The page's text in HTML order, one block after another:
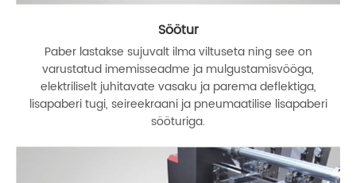
Söötur
Paber lastakse sujuvalt ilma viltuseta ning see on
varustatud imemisseadme ja mulgustamisvööga,
elektriliselt juhitavate vasaku ja parema deflektiga,
lisapaberi tugi, seireekraani ja pneumaatilise lisapaberi
sööturiga.